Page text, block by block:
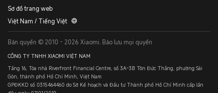
Sơ đồ trang web
Việt Nam / Tiếng Việt
Bản quyền © 2010 - 2026 Xiaomi. Bảo lưu mọi quyền
CÔNG TY TNHH XIAOMI VIỆT NAM
Tầng 16, Tòa nhà Riverfront Financial Centre, số 3A-3B Tôn Đức Thắng, phường Sài
Gòn, thành phố Hồ Chí Minh, Việt Nam
GPĐKKD số 0315464460 do Sở Kế hoạch và Đầu tư Thành phố Hồ Chí Minh cấp lần